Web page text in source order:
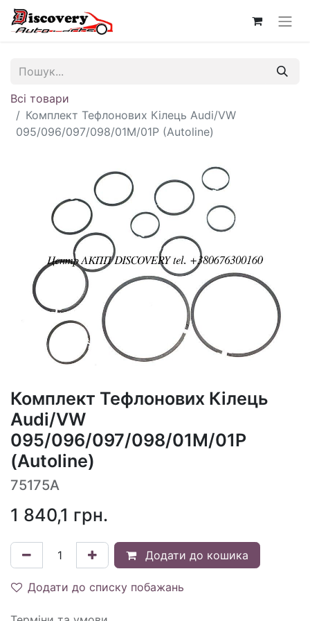
Всі товари
Комплект Тефлонових Кілець Audi/VW
095/096/097/098/01M/01P (Autoline)
Комплект Тефлонових Кілець
Audi/VW
095/096/097/098/01M/01P
(Autoline)
75175A
1 840,1 грн.
Додати до кошика
Додати до списку побажань